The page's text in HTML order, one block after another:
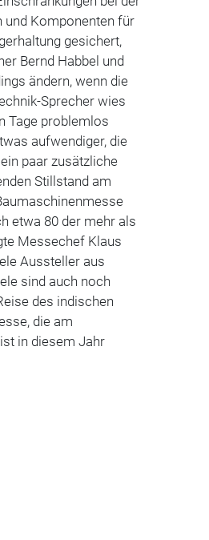
und Komponenten für
gesichert,
Bernd Habbel und
ändern, wenn die
Sprecher wies
Tage problemlos
aufwendiger, die
paar zusätzliche
Stillstand am
etwa 80 der mehr als
Messechef Klaus
Aussteller aus
sind auch noch
des indischen
die am
ist in diesem Jahr